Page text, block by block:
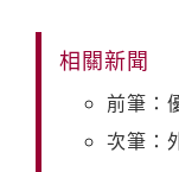
相關新聞
前筆：
次筆：